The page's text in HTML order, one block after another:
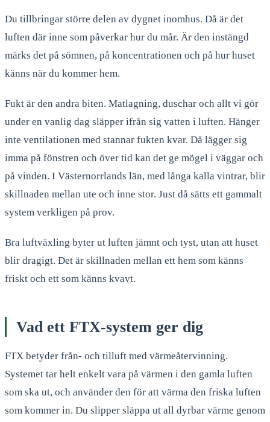
Du tillbringar större delen av dygnet inomhus. Då är det
luften där inne som påverkar hur du mår. Är den instängd
märks det på sömnen, på koncentrationen och på hur huset
känns när du kommer hem.
Fukt är den andra biten. Matlagning, duschar och allt vi gör
under en vanlig dag släpper ifrån sig vatten i luften. Hänger
inte ventilationen med stannar fukten kvar. Då lägger sig
imma på fönstren och över tid kan det ge mögel i väggar och
på vinden. I Västernorrlands län, med långa kalla vintrar, blir
skillnaden mellan ute och inne stor. Just då sätts ett gammalt
system verkligen på prov.
Bra luftväxling byter ut luften jämnt och tyst, utan att huset
blir dragigt. Det är skillnaden mellan ett hem som känns
friskt och ett som känns kvavt.
Vad ett FTX-system ger dig
FTX betyder från- och tilluft med värmeåtervinning.
Systemet tar helt enkelt vara på värmen i den gamla luften
som ska ut, och använder den för att värma den friska luften
som kommer in. Du slipper släppa ut all dyrbar värme genom